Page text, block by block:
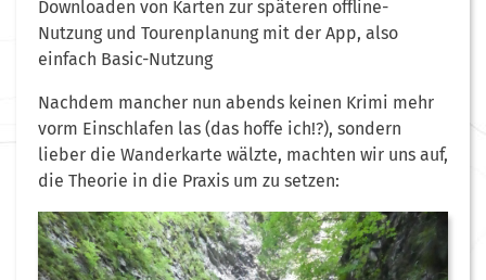
Downloaden von Karten zur späteren offline-
Nutzung und Tourenplanung mit der App, also
einfach Basic-Nutzung
Nachdem mancher nun abends keinen Krimi mehr
vorm Einschlafen las (das hoffe ich!?), sondern
lieber die Wanderkarte wälzte, machten wir uns auf,
die Theorie in die Praxis um zu setzen: